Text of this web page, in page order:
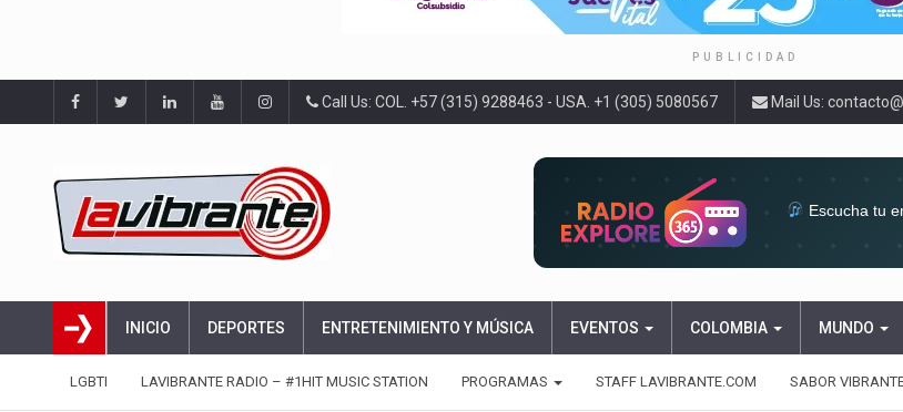
PUBLICIDAD
Call Us: COL. +57 (315) 9288463 - USA. +1 (305) 5080567 Mail Us:
Escucha tu
INICIO DEPORTES ENTRETENIMIENTO Y MÚSICA EVENTOS COLOMBIA MUNDO
LGBTI LAVIBRANTE RADIO – #1HIT MUSIC STATION PROGRAMAS STAFF LAVIBRANTE.COM SABOR